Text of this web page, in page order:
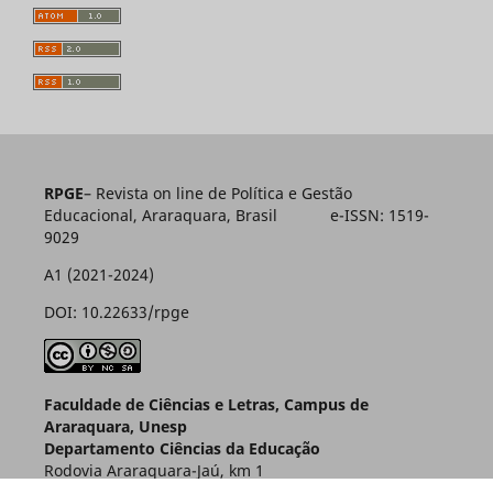
RPGE– Revista on line de Política e Gestão
Educacional, Araraquara, Brasil e-ISSN: 1519-
9029
A1 (2021-2024)
DOI: 10.22633/rpge
Faculdade de Ciências e Letras, Campus de
Araraquara, Unesp
Departamento Ciências da Educação
Rodovia Araraquara-Jaú, km 1